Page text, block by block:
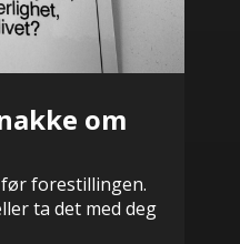
om
forestillingen.
ta det med deg